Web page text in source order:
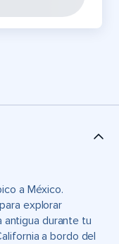
a México.
explorar
antigua durante tu
a bordo del